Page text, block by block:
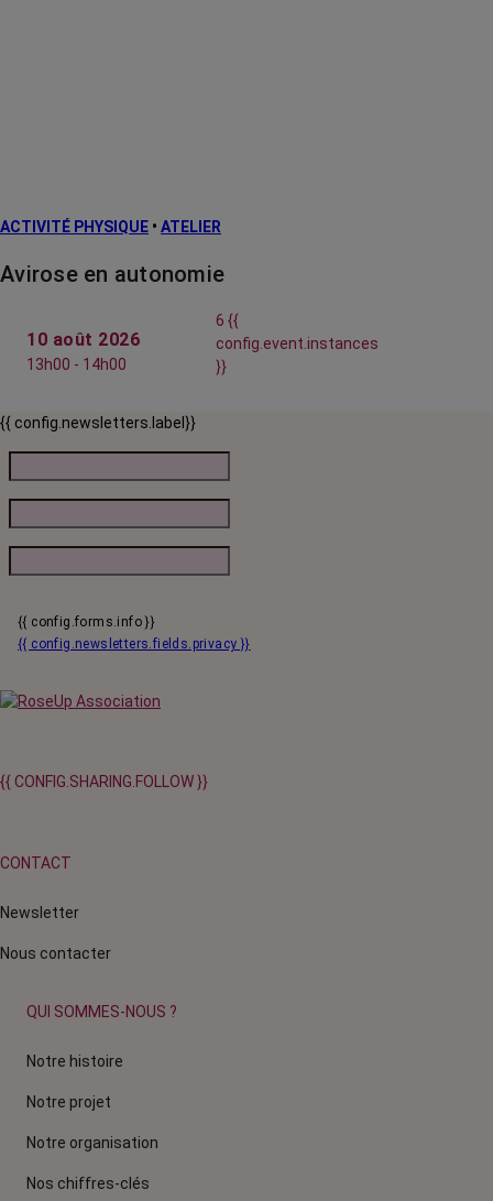
ACTIVITÉ PHYSIQUE • ATELIER
Avirose en autonomie
10 août 2026
13h00 - 14h00
6 {{
config.event.instances
}}
{{ config.newsletters.label}}
{{ config.forms.info }}
{{ config.newsletters.fields.privacy }}
{{ CONFIG.SHARING.FOLLOW }}
CONTACT
Newsletter
Nous contacter
QUI SOMMES-NOUS ?
Notre histoire
Notre projet
Notre organisation
Nos chiffres-clés